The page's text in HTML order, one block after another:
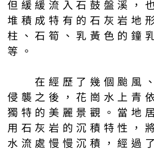
但緩緩流入石鼓盤溪，
堆積成特有的石灰岩地
柱、石筍、乳黃色的鐘
等。
在經歷了幾個颱風、
侵襲之後，花崗水上青
獨特的美麗景觀。當地
用石灰岩的沉積特性，
水流處慢慢沉積，經過